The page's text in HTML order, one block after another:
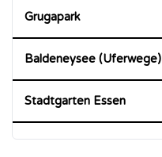
Grugapark
Baldeneysee (Uferwege)
Stadtgarten Essen